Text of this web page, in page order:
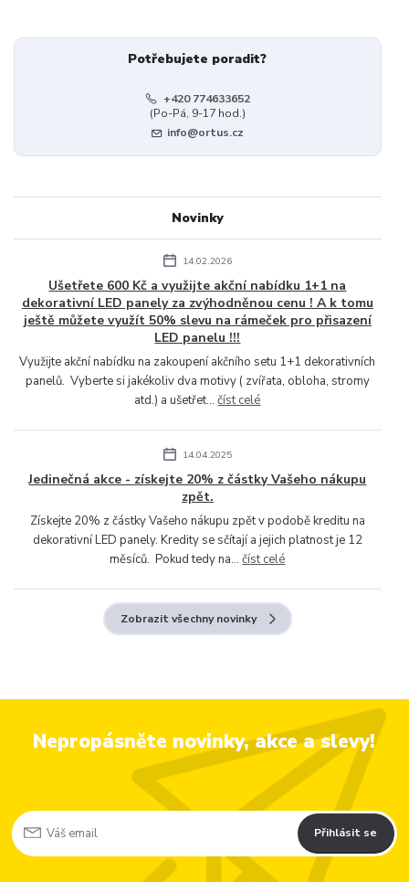
Potřebujete poradit?
+420 774633652
(Po-Pá, 9-17 hod.)
info@ortus.cz
Novinky
14.02.2026
Ušetřete 600 Kč a využijte akční nabídku 1+1 na
dekorativní LED panely za zvýhodněnou cenu ! A k tomu
ještě můžete využít 50% slevu na rámeček pro přisazení
LED panelu !!!
Využijte akční nabídku na zakoupení akčního setu 1+1 dekorativních
panelů. Vyberte si jakékoliv dva motivy ( zvířata, obloha, stromy
atd.) a ušetřet...číst celé
14.04.2025
Jedinečná akce - získejte 20% z částky Vašeho nákupu
zpět.
Získejte 20% z částky Vašeho nákupu zpět v podobě kreditu na
dekorativní LED panely. Kredity se sčítají a jejich platnost je 12
měsíců. Pokud tedy na...číst celé
Zobrazit všechny novinky
Nepropásněte novinky, akce a slevy!
Přihlásit se